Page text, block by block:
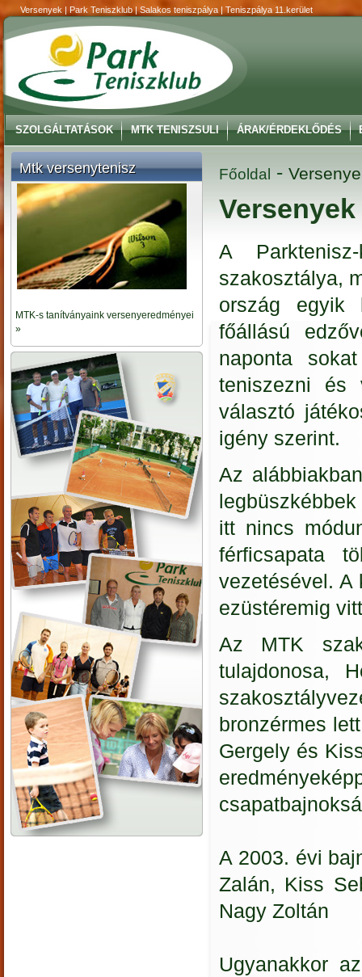
Versenyek | Park Teniszklub | Salakos teniszpálya | Teniszpálya 11.kerület
SZOLGÁLTATÁSOK MTK TENISZSULI ÁRAK/ÉRDEKLŐDÉS
Mtk versenytenisz
MTK-s tanítványaink versenyeredményei
»
Főoldal -
Versenyek
A
szakosztálya,
ország egyik
főállású
naponta
teniszezni és
választó
igény szerint.
Az
itt nincs
férficsapata
vezetésével. A
ezüstéremig
Az MTK
tulajdonosa,
bronzérmes
Gergely és
A 2003. évi
Zalán, Kiss
Nagy Zoltán
Ugyanakkor